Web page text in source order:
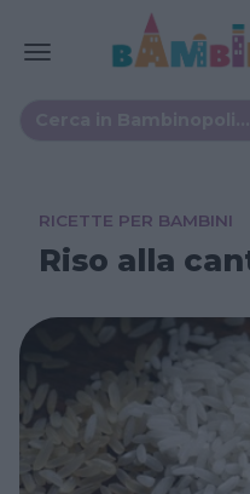
RICETTE PER BAMBINI
Riso alla